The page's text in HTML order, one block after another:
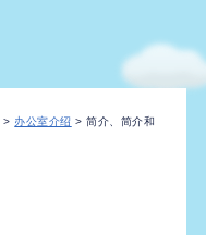
> 办公室介绍 > 简介、简介和